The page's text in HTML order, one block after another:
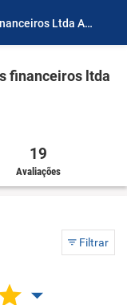
Celta Crédito Assessoria E Serviços Financeiros Ltda Avaliações e Opiniões
financeiros ltda
19
Avaliações
Filtrar